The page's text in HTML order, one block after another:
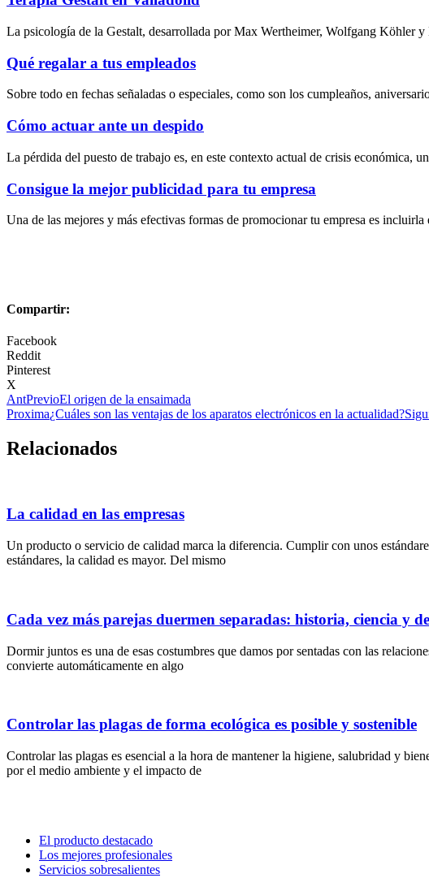
La psicología de la Gestalt, desarrollada por Max Wertheimer, Wolfgang Köhler
Qué regalar a tus empleados
Sobre todo en fechas señaladas o especiales, como son los cumpleaños,
Cómo actuar ante un despido
La pérdida del puesto de trabajo es, en este contexto actual de crisis económica,
Consigue la mejor publicidad para tu empresa
Una de las mejores y más efectivas formas de promocionar tu empresa es
Compartir:
Facebook
Reddit
Pinterest
X
AntPrevioEl origen de la ensaimada
Proxima¿Cuáles son las ventajas de los aparatos electrónicos en la actualidad?
Relacionados
La calidad en las empresas
Un producto o servicio de calidad marca la diferencia. Cumplir con unos
estándares, la calidad es mayor. Del mismo
Cada vez más parejas duermen separadas: historia, ciencia y
Dormir juntos es una de esas costumbres que damos por sentadas con las
convierte automáticamente en algo
Controlar las plagas de forma ecológica es posible y sostenible
Controlar las plagas es esencial a la hora de mantener la higiene, salubridad y
por el medio ambiente y el impacto de
El producto destacado
Los mejores profesionales
Servicios sobresalientes